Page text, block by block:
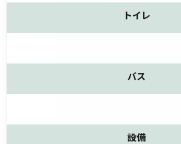
トイレ
バス
設備